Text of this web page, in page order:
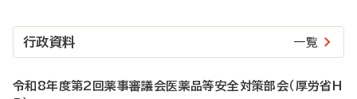
行政資料 一覧
令和8年度第2回薬事審議会医薬品等安全対策部会（厚労省H